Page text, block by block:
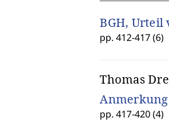
BGH, Urteil
pp. 412-417 (6)
Thomas
Anmerkung
pp. 417-420 (4)